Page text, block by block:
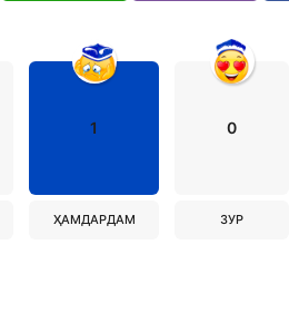
1
ҲАМДАРДАМ
0
ЗУР